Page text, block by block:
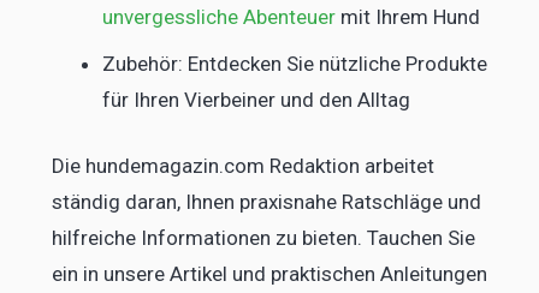
unvergessliche Abenteuer mit Ihrem Hund
Zubehör: Entdecken Sie nützliche Produkte
für Ihren Vierbeiner und den Alltag
Die hundemagazin.com Redaktion arbeitet
ständig daran, Ihnen praxisnahe Ratschläge und
hilfreiche Informationen zu bieten. Tauchen Sie
ein in unsere Artikel und praktischen Anleitungen